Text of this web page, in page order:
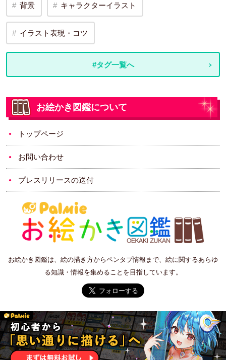
背景 キャラクターイラスト
イラスト表現・コツ
#タグ一覧へ
お絵かき図鑑について
トップページ
お問い合わせ
プレスリリースの送付
お絵かき図鑑は、絵の描き方からペンタブ情報まで、絵に関するあらゆ
る知識・情報を集めることを目指しています。